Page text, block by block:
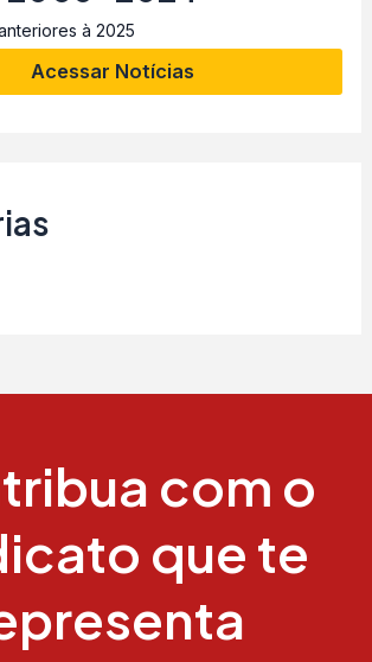
à 2025
Acessar Notícias
com o
que te